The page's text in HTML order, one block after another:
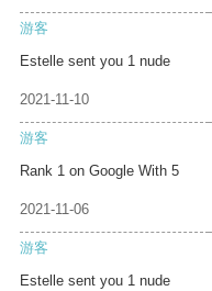
游客
Estelle sent you 1 nude
2021-11-10
游客
Rank 1 on Google With 5
2021-11-06
游客
Estelle sent you 1 nude